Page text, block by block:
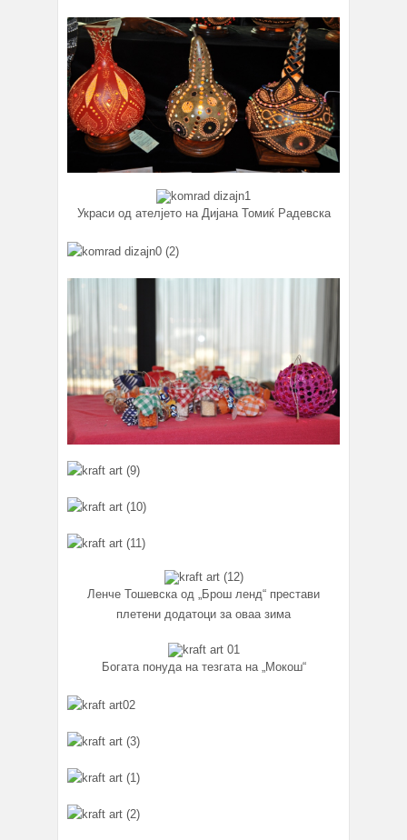
Украси од ателјето на Дијана Томиќ Радевска
Ленче Тошевска од „Брош ленд“ престави
плетени додатоци за оваа зима
Богата понуда на тезгата на „Мокош“